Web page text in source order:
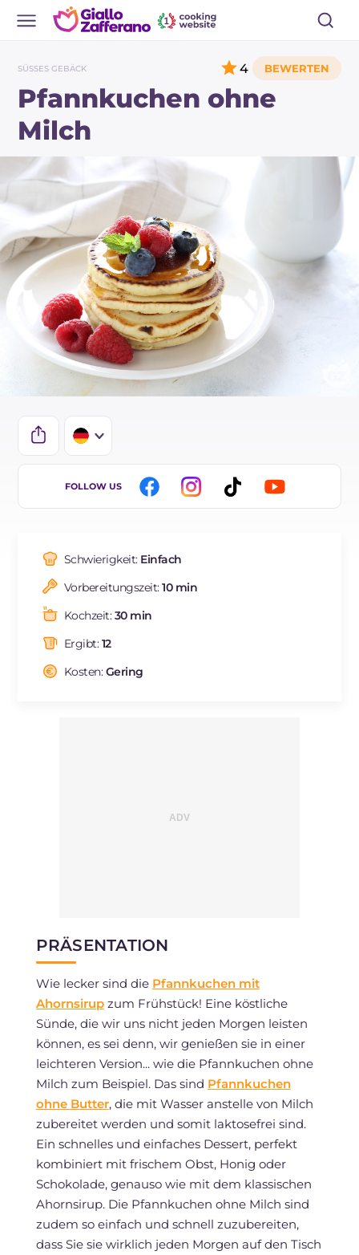
SÜSSES GEBÄCK
Pfannkuchen ohne
Milch
4
IT
BR
FR
NL
FOLLOW US
Schwierigkeit: Einfach
Vorbereitungszeit:10 min
Kochzeit:30 min
Ergibt:12
Kosten:Gering
PRÄSENTATION
Wie lecker sind die Pfannkuchen mit
Ahornsirupzum Frühstück! Eine köstliche
Sünde, die wir uns nicht jeden Morgen leisten
können, es sei denn, wir genießen sie in einer
leichteren Version... wie die Pfannkuchen ohne
Milch zum Beispiel. Das sind Pfannkuchen
ohne Butter, die mit Wasser anstelle von Milch
zubereitet werden und somit laktosefrei sind.
Ein schnelles und einfaches Dessert, perfekt
kombiniert mit frischem Obst, Honig oder
Schokolade, genauso wie mit dem klassischen
Ahornsirup. Die Pfannkuchen ohne Milch sind
zudem so einfach und schnell zuzubereiten,
dass Sie sie wirklich jeden Morgen auf den Tisch